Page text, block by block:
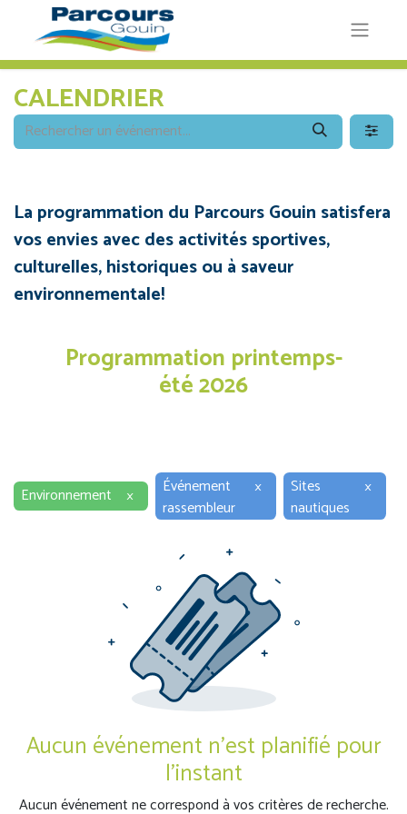
CALENDRIER
La programmation du Parcours Gouin satisfera
vos envies avec des activités sportives,
culturelles, historiques ou à saveur
environnementale!
Programmation printemps-
été 2026
Environnement ×
Événement
rassembleur
×
Sites
nautiques
×
Aucun événement n'est planifié pour
l'instant
Aucun événement ne correspond à vos critères de recherche.